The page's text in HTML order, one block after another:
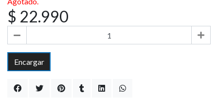
$ 22.990
Encargar